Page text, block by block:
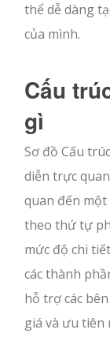
thể dễ dàng
của mình.
Cấu
gì
Sơ đồ Cấu
diễn trực
quan đến
theo thứ tự
mức độ chi
các thành
hỗ trợ các
giá và ưu tiên